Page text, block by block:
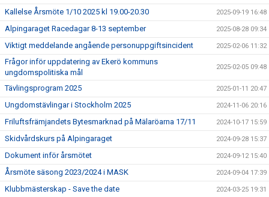
Kallelse Årsmöte 1/10 2025 kl 19.00-20.30 2025-09-19 16:48
Alpingaraget Racedagar 8-13 september 2025-08-28 09:34
Viktigt meddelande angående personuppgiftsincident 2025-02-06 11:32
Frågor inför uppdatering av Ekerö kommuns
ungdomspolitiska mål
2025-02-05 09:48
Tävlingsprogram 2025 2025-01-11 20:47
Ungdomstävlingar i Stockholm 2025 2024-11-06 20:16
Friluftsfrämjandets Bytesmarknad på Mälaröarna 17/11 2024-10-17 15:59
Skidvårdskurs på Alpingaraget 2024-09-28 15:37
Dokument inför årsmötet 2024-09-12 15:40
Årsmöte säsong 2023/2024 i MASK 2024-09-04 17:39
Klubbmästerskap - Save the date 2024-03-25 19:31